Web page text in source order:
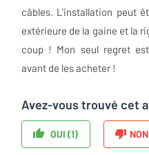
câbles. L'installation peut
extérieure de la gaine et la
coup ! Mon seul regret
avant de les acheter !
Avez-vous trouvé cet
OUI (1)